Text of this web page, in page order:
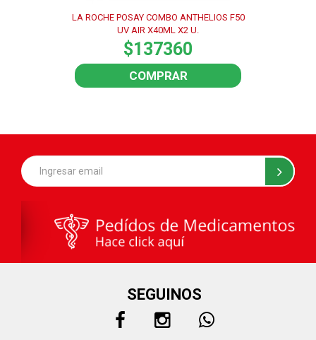
LA ROCHE POSAY COMBO ANTHELIOS F50
UV AIR X40ML X2 U.
$137360
COMPRAR
SEGUINOS